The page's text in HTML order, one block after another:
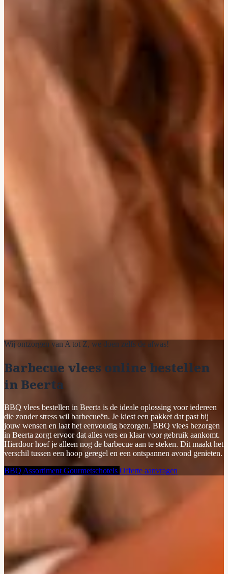
Wij ontzorgen van A tot Z, we doen zelfs de afwas!
Barbecue vlees online bestellen
in Beerta
BBQ vlees bestellen in Beerta is de ideale oplossing voor iedereen
die zonder stress wil barbecueën. Je kiest een pakket dat past bij
jouw wensen en laat het eenvoudig bezorgen. BBQ vlees bezorgen
in Beerta zorgt ervoor dat alles vers en klaar voor gebruik aankomt.
Hierdoor hoef je alleen nog de barbecue aan te steken. Dit maakt het
verschil tussen een hoop geregel en een ontspannen avond genieten.
BBQ Assortiment Gourmetschotels Offerte aanvragen